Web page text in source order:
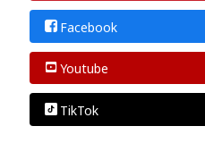
Facebook
Youtube
TikTok